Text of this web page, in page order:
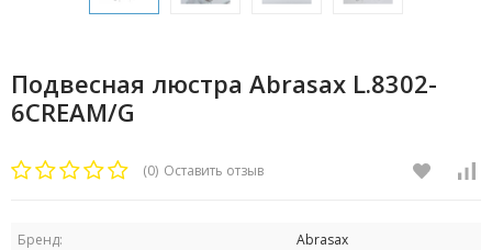
Подвесная люстра Abrasax L.8302-
6CREAM/G
(0) Оставить отзыв
Бренд:
Abrasax